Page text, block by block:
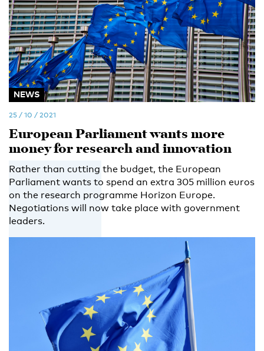
NEWS
25 / 10 / 2021
European Parliament wants more
money for research and innovation
Rather than cutting the budget, the European
Parliament wants to spend an extra 305 million euros
on the research programme Horizon Europe.
Negotiations will now take place with government
leaders.